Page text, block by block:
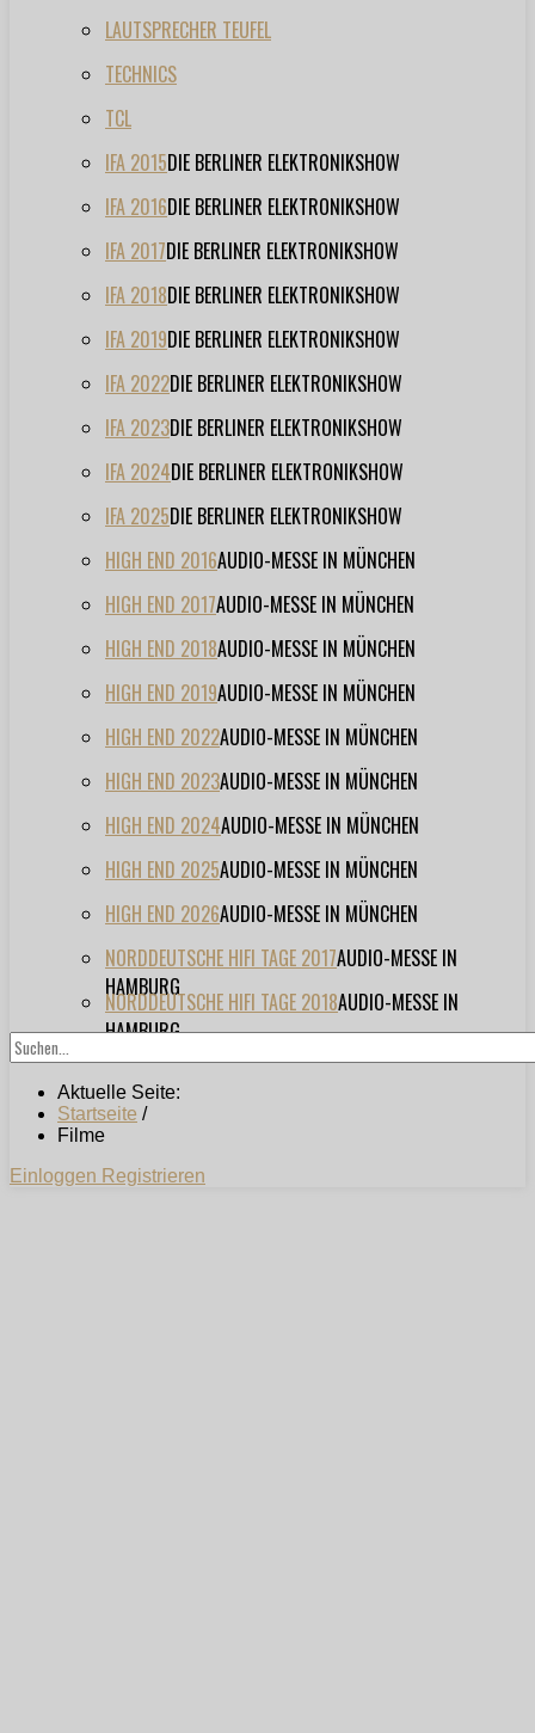
LAUTSPRECHER TEUFEL
TECHNICS
TCL
IFA 2015DIE BERLINER ELEKTRONIKSHOW
IFA 2016DIE BERLINER ELEKTRONIKSHOW
IFA 2017DIE BERLINER ELEKTRONIKSHOW
IFA 2018DIE BERLINER ELEKTRONIKSHOW
IFA 2019DIE BERLINER ELEKTRONIKSHOW
IFA 2022DIE BERLINER ELEKTRONIKSHOW
IFA 2023DIE BERLINER ELEKTRONIKSHOW
IFA 2024DIE BERLINER ELEKTRONIKSHOW
IFA 2025DIE BERLINER ELEKTRONIKSHOW
HIGH END 2016AUDIO-MESSE IN MÜNCHEN
HIGH END 2017AUDIO-MESSE IN MÜNCHEN
HIGH END 2018AUDIO-MESSE IN MÜNCHEN
HIGH END 2019AUDIO-MESSE IN MÜNCHEN
HIGH END 2022AUDIO-MESSE IN MÜNCHEN
HIGH END 2023AUDIO-MESSE IN MÜNCHEN
HIGH END 2024AUDIO-MESSE IN MÜNCHEN
HIGH END 2025AUDIO-MESSE IN MÜNCHEN
HIGH END 2026AUDIO-MESSE IN MÜNCHEN
NORDDEUTSCHE HIFI TAGE 2017AUDIO-MESSE IN
HAMBURG
NORDDEUTSCHE HIFI TAGE 2018AUDIO-MESSE IN
HAMBURG
Aktuelle Seite:
Startseite /
Filme
Einloggen Registrieren